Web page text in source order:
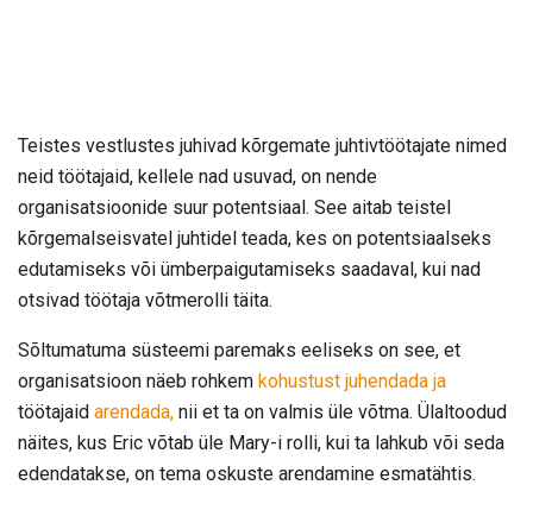
Teistes vestlustes juhivad kõrgemate juhtivtöötajate nimed
neid töötajaid, kellele nad usuvad, on nende
organisatsioonide suur potentsiaal. See aitab teistel
kõrgemalseisvatel juhtidel teada, kes on potentsiaalseks
edutamiseks või ümberpaigutamiseks saadaval, kui nad
otsivad töötaja võtmerolli täita.
Sõltumatuma süsteemi paremaks eeliseks on see, et
organisatsioon näeb rohkem kohustust juhendada ja
töötajaid arendada, nii et ta on valmis üle võtma. Ülaltoodud
näites, kus Eric võtab üle Mary-i rolli, kui ta lahkub või seda
edendatakse, on tema oskuste arendamine esmatähtis.